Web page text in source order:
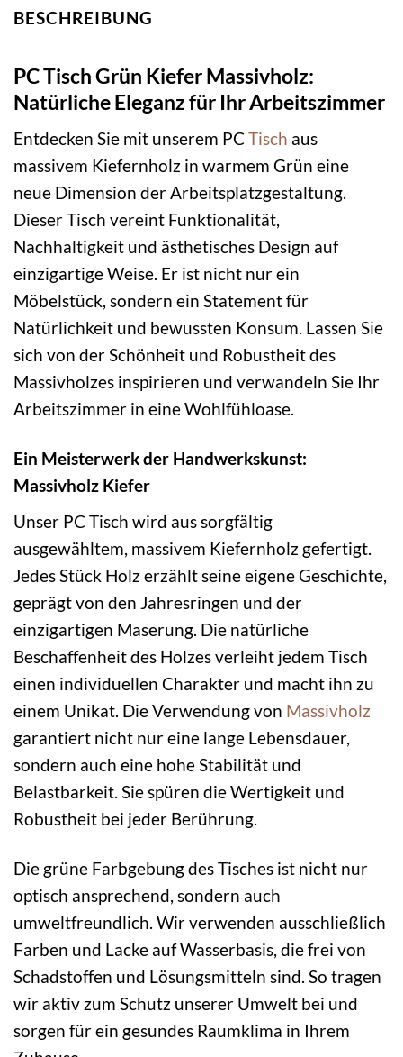
BESCHREIBUNG
PC Tisch Grün Kiefer Massivholz:
Natürliche Eleganz für Ihr Arbeitszimmer
Entdecken Sie mit unserem PC Tisch aus
massivem Kiefernholz in warmem Grün eine
neue Dimension der Arbeitsplatzgestaltung.
Dieser Tisch vereint Funktionalität,
Nachhaltigkeit und ästhetisches Design auf
einzigartige Weise. Er ist nicht nur ein
Möbelstück, sondern ein Statement für
Natürlichkeit und bewussten Konsum. Lassen Sie
sich von der Schönheit und Robustheit des
Massivholzes inspirieren und verwandeln Sie Ihr
Arbeitszimmer in eine Wohlfühloase.
Ein Meisterwerk der Handwerkskunst:
Massivholz Kiefer
Unser PC Tisch wird aus sorgfältig
ausgewähltem, massivem Kiefernholz gefertigt.
Jedes Stück Holz erzählt seine eigene Geschichte,
geprägt von den Jahresringen und der
einzigartigen Maserung. Die natürliche
Beschaffenheit des Holzes verleiht jedem Tisch
einen individuellen Charakter und macht ihn zu
einem Unikat. Die Verwendung von Massivholz
garantiert nicht nur eine lange Lebensdauer,
sondern auch eine hohe Stabilität und
Belastbarkeit. Sie spüren die Wertigkeit und
Robustheit bei jeder Berührung.
Die grüne Farbgebung des Tisches ist nicht nur
optisch ansprechend, sondern auch
umweltfreundlich. Wir verwenden ausschließlich
Farben und Lacke auf Wasserbasis, die frei von
Schadstoffen und Lösungsmitteln sind. So tragen
wir aktiv zum Schutz unserer Umwelt bei und
sorgen für ein gesundes Raumklima in Ihrem